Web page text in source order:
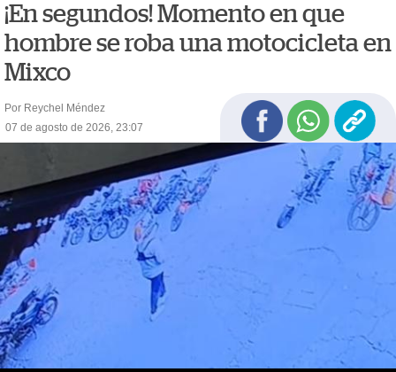
¡En segundos! Momento en que
hombre se roba una motocicleta en
Mixco
Por Reychel Méndez
07 de agosto de 2026, 23:07